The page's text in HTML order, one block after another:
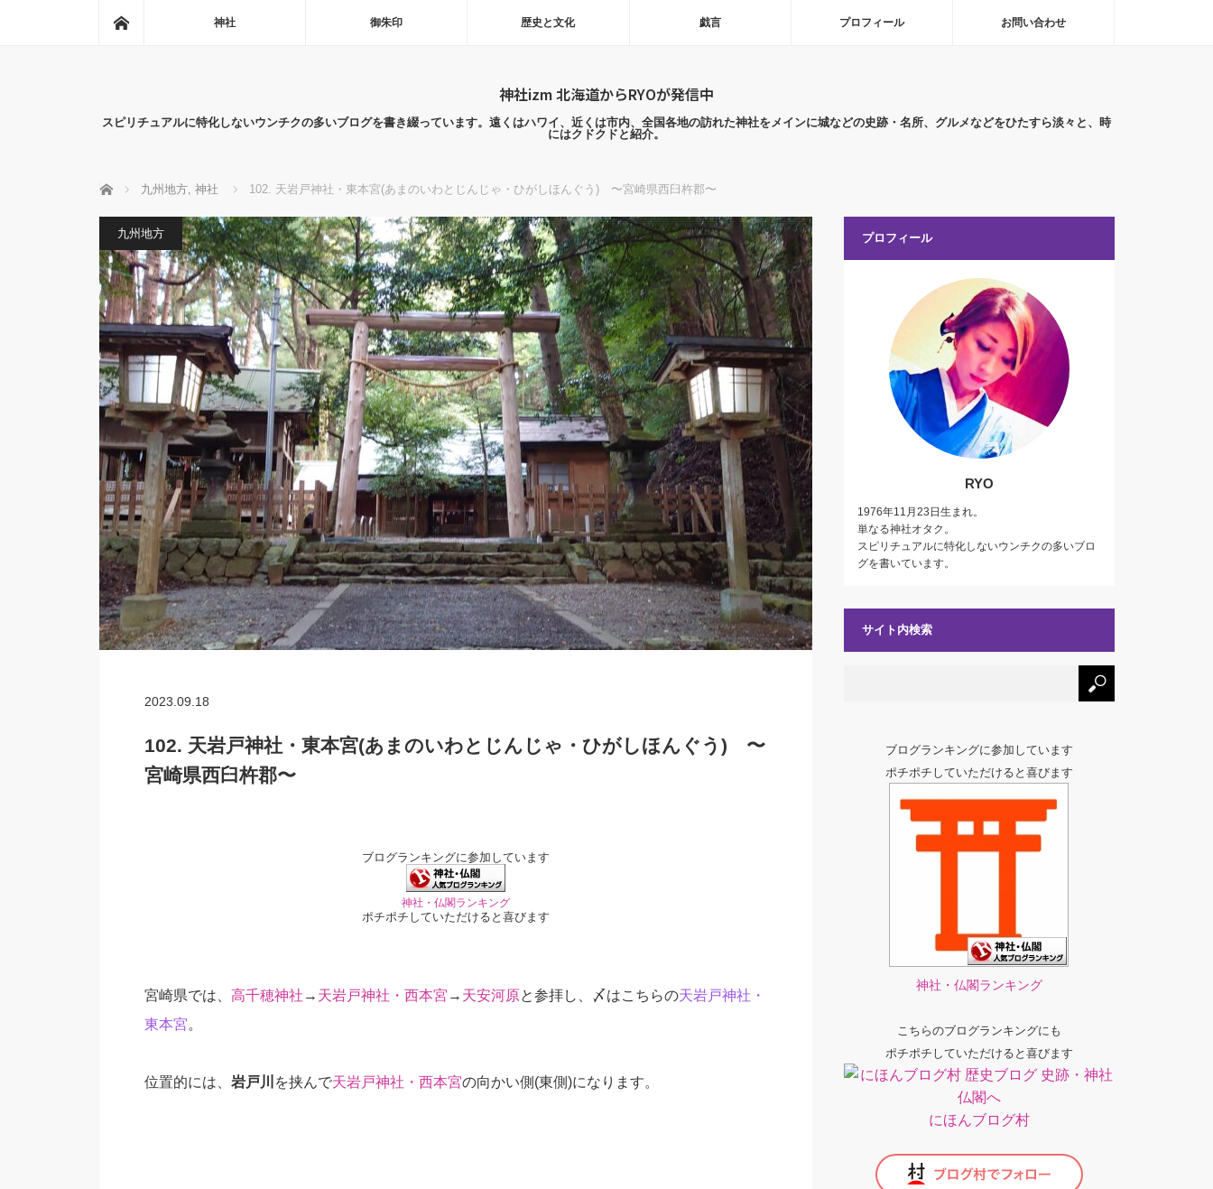
神社 御朱印 歴史と文化 戯言 プロフィール お問い合わせ
神社izm 北海道からRYOが発信中
スピリチュアルに特化しないウンチクの多いブログを書き綴っています。遠くはハワイ、近くは市内、全国各地の訪れた神社をメインに城などの史跡・名所、グルメなどをひたすら淡々と、時
にはクドクドと紹介。
ホーム 九州地方, 神社 102. 天岩戸神社・東本宮(あまのいわとじんじゃ・ひがしほんぐう) 〜宮崎県西臼杵郡〜
九州地方
2023.09.18
102. 天岩戸神社・東本宮(あまのいわとじんじゃ・ひがしほんぐう) 〜
宮崎県西臼杵郡〜
ブログランキングに参加しています
神社・仏閣ランキング
ポチポチしていただけると喜びます
宮崎県では、 高千穂神社 → 天岩戸神社・西本宮 → 天安河原と参拝し、〆はこちらの天岩戸神社・
東本宮。
位置的には、 岩戸川 を挟んで天岩戸神社・西本宮の向かい側(東側)になります。
プロフィール
RYO
1976年11月23日生まれ。
単なる神社オタク。
スピリチュアルに特化しないウンチクの多いブロ
グを書いています。
サイト内検索
ブログランキングに参加しています
ポチポチしていただけると喜びます
神社・仏閣ランキング
こちらのブログランキングにも
ポチポチしていただけると喜びます
にほんブログ村